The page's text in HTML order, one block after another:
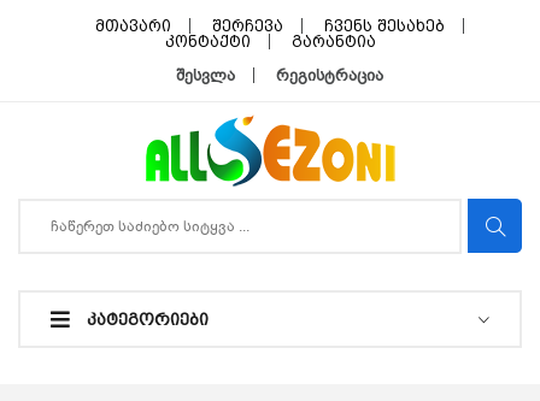
მთავარი შერჩევა
ჩვენს შესახებ
კონტაქტი
გარანტია
შესვლა რეგისტრაცია
ᲙᲐᲢᲔᲒᲝᲠᲘᲔᲑᲘ